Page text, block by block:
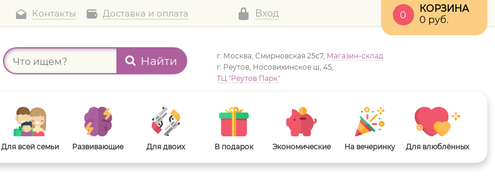
Контакты Доставка и оплата Вход
КОРЗИНА
0 руб.
0
Найти г. Москва, Смирновская 25с7, Магазин-склад
г. Реутов, Носовихинское ш, 45,
ТЦ "Реутов Парк"
Для всей семьи Развивающие Для двоих В подарок Экономические На вечеринку Для влюблённых